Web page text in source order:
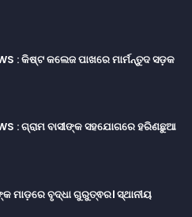
: କିଷ୍ଟ କଲେଜ ପାଖରେ ମାର୍ମନ୍ତୁଦ ସଡ଼କ
: ଗ୍ରାମ ବାସୀଙ୍କ ସହଯୋଗରେ ହରିଣଛୁଆ
ମାଡ଼ରେ ବୃଦ୍ଧା ଗୁରୁତ୍ଵର। ସ୍ଥାନୀୟ